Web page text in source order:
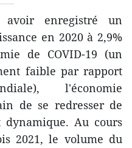
enregistré un
en 2020 à 2,9%
de COVID-19 (un
faible par rapport
l'économie
de se redresser de
Au cours
2021, le volume du